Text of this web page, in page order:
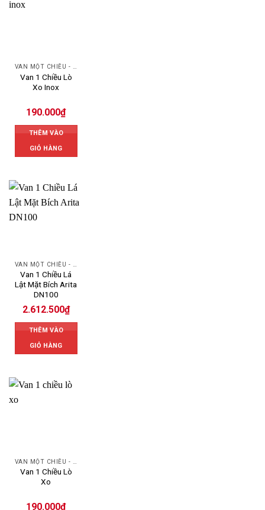
VAN MỘT CHIỀU - SWING CHECK VALVE
Van 1 Chiều Lò
Xo Inox
190.000₫
THÊM VÀO
GIỎ HÀNG
Van 1 Chiều Lá
Lật Mặt Bích Arita
DN100
2.612.500₫
THÊM VÀO
GIỎ HÀNG
Van 1 Chiều Lò
Xo
190.000₫